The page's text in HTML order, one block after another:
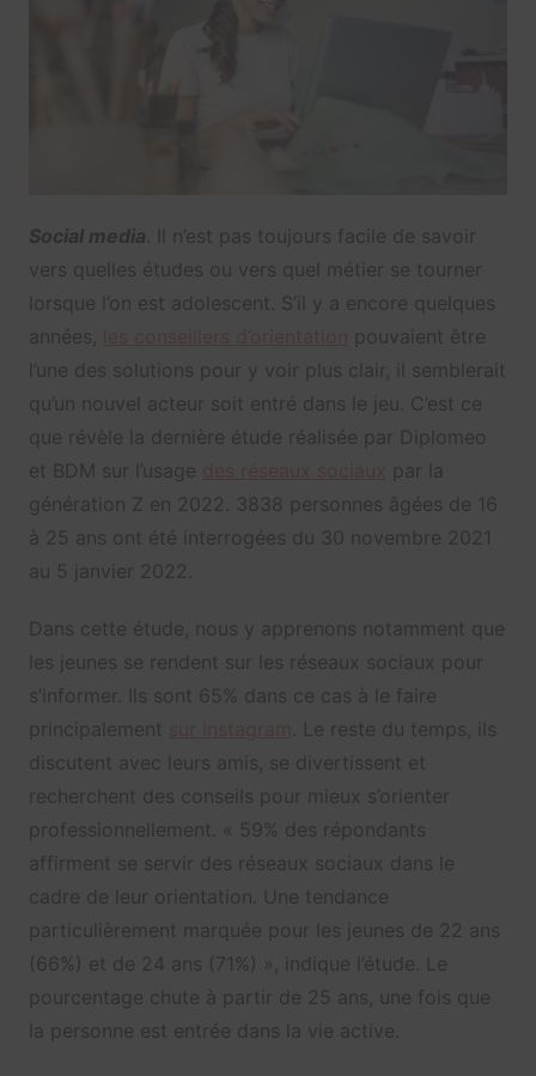
Social media . Il n’est pas toujours facile de savoir
vers quelles études ou vers quel métier se tourner
lorsque l’on est adolescent. S’il y a encore quelques
années,
pouvaient être
l’une des solutions pour y voir plus clair, il semblerait
qu’un nouvel acteur soit entré dans le jeu. C’est ce
que révèle la dernière étude réalisée par Diplomeo
et BDM sur l’usage
par la
génération Z en 2022. 3838 personnes âgées de 16
à 25 ans ont été interrogées du 30 novembre 2021
au 5 janvier 2022.
Dans cette étude, nous y apprenons notamment que
les jeunes se rendent sur les réseaux sociaux pour
s’informer. Ils sont 65% dans ce cas à le faire
principalement
. Le reste du temps, ils
discutent avec leurs amis, se divertissent et
recherchent des conseils pour mieux s’orienter
professionnellement. « 59% des répondants
affirment se servir des réseaux sociaux dans le
cadre de leur orientation. Une tendance
particulièrement marquée pour les jeunes de 22 ans
(66%) et de 24 ans (71%) », indique l’étude. Le
pourcentage chute à partir de 25 ans, une fois que
la personne est entrée dans la vie active.